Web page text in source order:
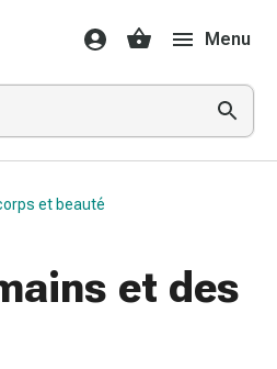
Menu
et beauté
et des